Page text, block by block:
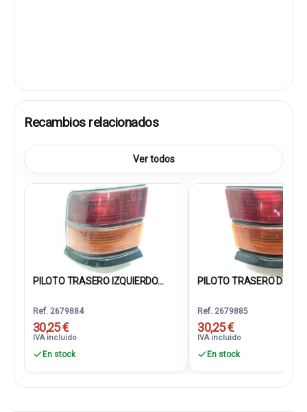
Recambios relacionados
Ver todos
PILOTO TRASERO IZQUIERDO...
Ref. 2679884
30,25 €
IVA incluido
En stock
PILOTO TRASERO
Ref. 2679885
30,25 €
IVA incluido
En stock